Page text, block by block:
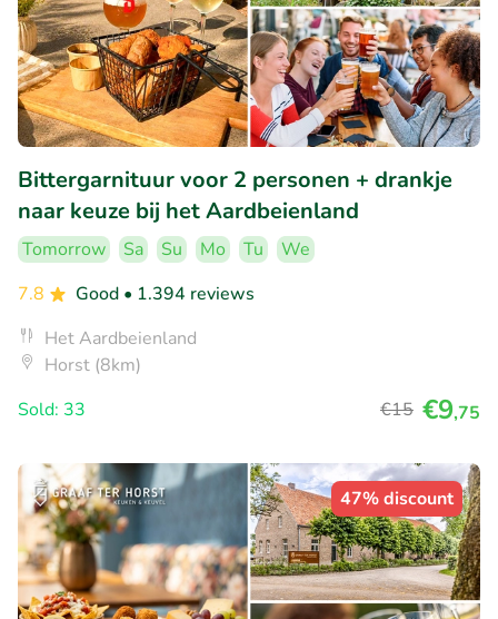
Bittergarnituur voor 2 personen + drankje
naar keuze bij het Aardbeienland
Tomorrow Sa Su Mo Tu
We
7.8
Good • 1.394 reviews
Het Aardbeienland
Horst (8km)
Sold: 33
€15 €9,75
47% discount